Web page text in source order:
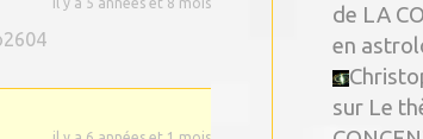
de LA
en
sur Le